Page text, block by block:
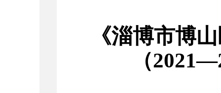
《淄博市博山
（2021